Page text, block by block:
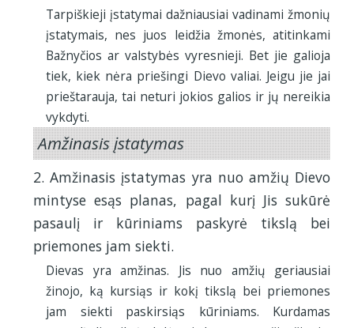
Tarpiškieji įstatymai dažniausiai vadinami žmonių
įstatymais, nes juos leidžia žmonės, atitinkami
Bažnyčios ar valstybės vyresnieji. Bet jie galioja
tiek, kiek nėra priešingi Dievo valiai. Jeigu jie jai
prieštarauja, tai neturi jokios galios ir jų nereikia
vykdyti.
Amžinasis įstatymas
2. Amžinasis įstatymas yra nuo amžių Dievo
mintyse esąs planas, pagal kurį Jis sukūrė
pasaulį ir kūriniams paskyrė tikslą bei
priemones jam siekti.
Dievas yra amžinas. Jis nuo amžių geriausiai
žinojo, ką kursiąs ir kokį tikslą bei priemones
jam siekti paskirsiąs kūriniams. Kurdamas